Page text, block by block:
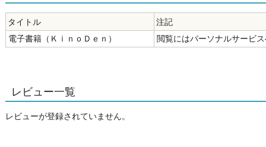
タイトル
注記
電子書籍（ＫｉｎｏＤｅｎ）
閲覧にはパーソナルサービ
レビュー一覧
レビューが登録されていません。